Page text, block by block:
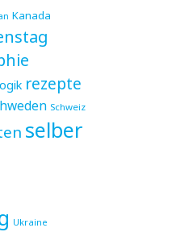
Kanada
rezepte
Schweiz
selber
Ukraine